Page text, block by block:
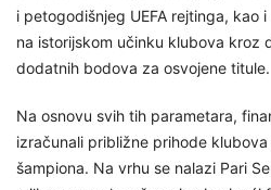
i petogodišnjeg UEFA rejtinga, kao
na istorijskom učinku klubova kroz
dodatnih bodova za osvojene titule.
Na osnovu svih tih parametara,
izračunali približne prihode
šampiona. Na vrhu se nalazi Pari